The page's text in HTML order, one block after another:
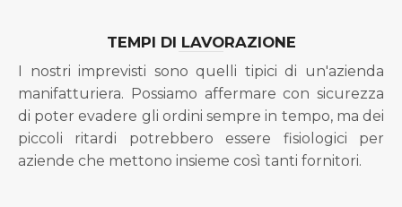
TEMPI DI LAVORAZIONE
I nostri imprevisti sono quelli tipici di un'azienda
manifatturiera. Possiamo affermare con sicurezza
di poter evadere gli ordini sempre in tempo, ma dei
piccoli ritardi potrebbero essere fisiologici per
aziende che mettono insieme così tanti fornitori.